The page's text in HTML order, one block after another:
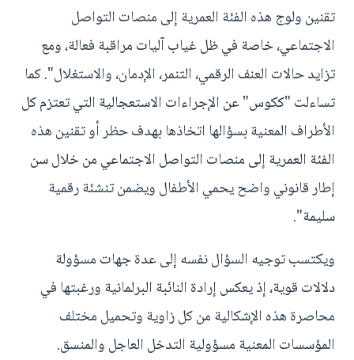
تقنين ولوج هذه الفئة العمرية إلى منصات التواصل
الاجتماعي، خاصة في ظل غياب آليات مراقبة فعالة، ومع
تزايد حالات العنف الرقمي، التنمر، الإدمان، والاستغلال". كما
تساءلت "ككوس" عن الإجراءات الاستعجالية التي تعتزم كل
الأطراف المعنية بسؤالها اتخاذها بهدف حظر أو تقنين هذه
الفئة العمرية إلى منصات التواصل الاجتماعي من خلال سن
إطار قانوني واضح يحمي الأطفال ويضمن تنشئة رقمية
سليمة".
ويكتسب توجيه السؤال نفسه إلى عدة جهات مسؤولة
دلالات قوية، إذ يعكس إرادة النائبة البرلمانية ورغبتها في
محاصرة هذه الإشكالية من كل زاوية وتحميل مختلف
المؤسسات المعنية مسؤولية التدخل العاجل والمنسق.